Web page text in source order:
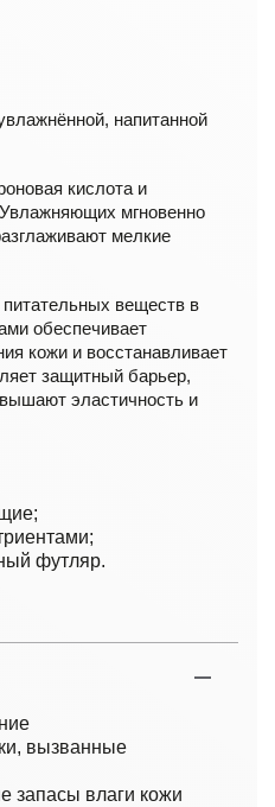
напитанной
кислота и
мгновенно
мелкие
веществ в
обеспечивает
кожи и восстанавливает
защитный барьер,
эластичность и
футляр.
вызванные
запасы влаги кожи